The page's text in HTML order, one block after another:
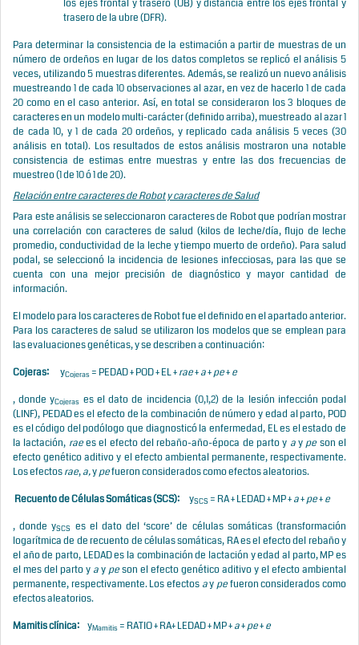
los ejes frontal y trasero (UB) y distancia entre los ejes frontal y
trasero de la ubre (DFR).
Para determinar la consistencia de la estimación a partir de muestras de un
número de ordeños en lugar de los datos completos se replicó el análisis 5
veces, utilizando 5 muestras diferentes. Además, se realizó un nuevo análisis
muestreando 1 de cada 10 observaciones al azar, en vez de hacerlo 1 de cada
20 como en el caso anterior. Así, en total se consideraron los 3 bloques de
caracteres en un modelo multi-carácter (definido arriba), muestreado al azar 1
de cada 10, y 1 de cada 20 ordeños, y replicado cada análisis 5 veces (30
análisis en total). Los resultados de estos análisis mostraron una notable
consistencia de estimas entre muestras y entre las dos frecuencias de
muestreo (1 de 10 ó 1 de 20).
Relación entre caracteres de Robot y caracteres de Salud
Para este análisis se seleccionaron caracteres de Robot que podrían mostrar
una correlación con caracteres de salud (kilos de leche/día, flujo de leche
promedio, conductividad de la leche y tiempo muerto de ordeño). Para salud
podal, se seleccionó la incidencia de lesiones infecciosas, para las que se
cuenta con una mejor precisión de diagnóstico y mayor cantidad de
información.
El modelo para los caracteres de Robot fue el definido en el apartado anterior.
Para los caracteres de salud se utilizaron los modelos que se emplean para
las evaluaciones genéticas, y se describen a continuación:
Cojeras: yCojeras= PEDAD + POD + EL +rae+a+pe+e
, donde yCojeras es el dato de incidencia (0,1,2) de la lesión infección podal
(LINF), PEDAD es el efecto de la combinación de número y edad al parto, POD
es el código del podólogo que diagnosticó la enfermedad, EL es el estado de
la lactación, raees el efecto del rebaño-año-época de parto y aypeson el
efecto genético aditivo y el efecto ambiental permanente, respectivamente.
Los efectosrae,a,ypefueron considerados como efectos aleatorios.
Recuento de Células Somáticas (SCS): ySCS = RA + LEDAD + MP +a+pe+e
, donde ySCS es el dato del ‘score’ de células somáticas (transformación
logarítmica de de recuento de células somáticas, RA es el efecto del rebaño y
el año de parto, LEDAD es la combinación de lactación y edad al parto, MP es
el mes del parto y aypeson el efecto genético aditivo y el efecto ambiental
permanente, respectivamente. Los efectos aypefueron considerados como
efectos aleatorios.
Mamitis clínica: yMamitis= RATIO + RA+ LEDAD + MP +a+pe+e